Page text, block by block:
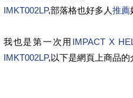
IMKT002LP,部落格也好多人推薦
我也是第一次用 IMPACT X
IMKT002LP,以下是網頁上商品的